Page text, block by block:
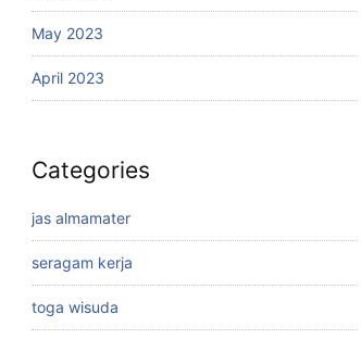
May 2023
April 2023
Categories
jas almamater
seragam kerja
toga wisuda